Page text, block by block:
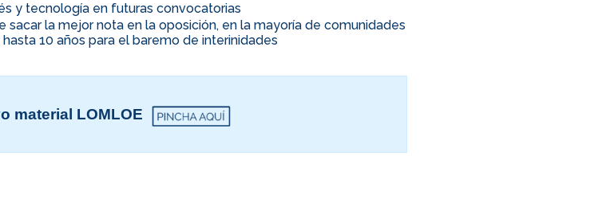
y tecnología en futuras convocatorias
sacar la mejor nota en la oposición, en la mayoría de comunidades
10 años para el baremo de interinidades
material LOMLOE